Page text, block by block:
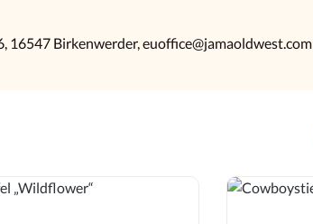
16547 Birkenwerder, euoffice@jamaoldwest.com